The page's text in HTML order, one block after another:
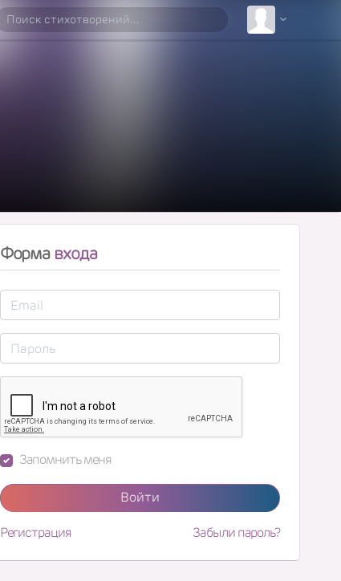
Форма входа
Запомнить меня
Войти
Регистрация Забыли пароль?